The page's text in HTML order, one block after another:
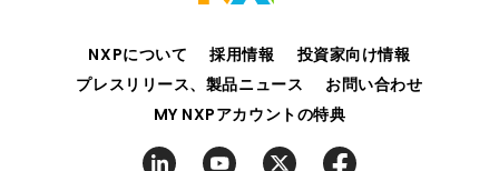
NXPについて 採用情報
投資家向け情報
プレスリリース、製品ニュース
お問い合わせ
MY NXPアカウントの特典